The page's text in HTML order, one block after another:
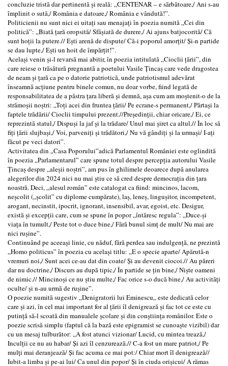
concluzie tristă dar pertinentă și reală: „CENTENAR – e sărbătoare,/ Ani s-au
împlinit o sută,/ România e datoare,/ România e vândută!”.
Politicienii nu sunt nici ei uitați sau menajați în poezia numită „Cei din
politică”: „Biată țară oropsită/ Sfâșiată de durere,/ Ai ajuns batjocorită/ Că
sunt hoții la putere.// Ești arenă de dispute/ Că-i poporul amorțit/ Și-n partide
se dau lupte,/ Ești un hoit de împărțit!”.
Același venin și-l revarsă mai abitir, în poezia intitulată „Cioclii țării”, din
care reiese o trăsătură pregnantă a poetului Vasile Țincaș care vede dragostea
de neam și țară ca pe o datorie patriotică, unde patriotismul adevărat
înseamnă acțiune pentru binele comun, nu doar vorbe, fiind legată de
responsabilitatea de a păstra țara liberă și demnă, așa cum am moștenit-o de la
strămoșii noștri: „Toți acei din fruntea țării/ Pe ecrane-s permanent,/ Părtași la
faptele trădării/ Cioclii timpului prezent.//Președinții, chiar oricare,/ Ei, ce
reprezintă statul,/ Dispuși la jaf și la trădare/ Unul mai șiret ca altul.// În loc să
fiți țării slujbași,/ Voi, parveniți și trădători,/ Nu vă gândiți și la urmași/ I-ați
făcut pe veci datori”.
Activitatea din „Casa Poporului”adică Parlamentul României este oglindită
în poezia „Parlamentarul” care spune totul despre percepția autorului Vasile
Țincaș despre „aleșii noștri”, am pus în ghilimele deoarece după anularea
alegerilor din 2024 nici nu mai știu ce să cred despre democrația din țara
noastră. Deci, „alesul român” este catalogat ca fiind: mincinos, lacom,
neșcolit („școlit” cu diplome cumpărate), laș, leneș, lingușitor, incompetent,
arogant, necinstit, ipocrit, ignorant, insensibil, avar, egoist, etc. Desigur,
există și excepții care, cum se spune în popor „întăresc regula”: „Duce-și
viața în tumult,/ Peste tot o duce bine,/ Fără bunul simț de mult/ Nu mai are
nici rușine”.
Continuând pe aceeași linie, cu năduf, fără perdea sau indulgență, ne prezintă
„Homo politicus” în poezia cu același titlu: „E o specie aparte/ Apărută-n
vremuri noi,/ Sunt acei ce-au dat din coate/ Și au devenit ciocoi.// Au păreri
dar nu doctrine,/ Discurs au după tipic,/ În partide se țin bine,/ Niște oameni
de nimic.// Mincinoși ce nu știu multe,/ Fac orice s-o ducă bine,/ Au activități
oculte/ și n-au urmă de rușine”.
O poezie numită sugestiv „Denigratorii lui Eminescu„ este dedicată celor
care și azi, în cel mai important for al țării îl denigrează și fac tot ce este cu
putință să-l scoată din manualele școlare și din conștiința românilor. Este o
poezie scrisă simplu (faptul că la bază este epigramist se cunoaște vizibil) dar
cu un mesaj tulburător: „A fost atunci vizionar/ Lucid, cu mintea trează,/
Inculții ce nu au habar/ Și azi îl cenzurează.// C-a fost un mare patriot,/ Pe
mulți mai deranjează/ Și fac acuma ce mai pot:/ Chiar mort îl denigrează//
Iubit-a limba și pe-ai lui/ Ca unul din popor/ Și în ciuda orișicui/ A rămas